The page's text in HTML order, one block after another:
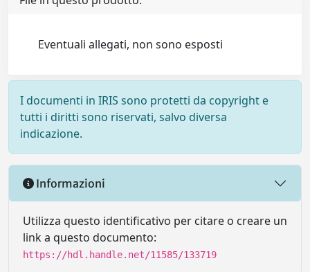
Eventuali allegati, non sono esposti
I documenti in IRIS sono protetti da copyright e
tutti i diritti sono riservati, salvo diversa
indicazione.
Informazioni
Utilizza questo identificativo per citare o creare un
link a questo documento:
https://hdl.handle.net/11585/133719